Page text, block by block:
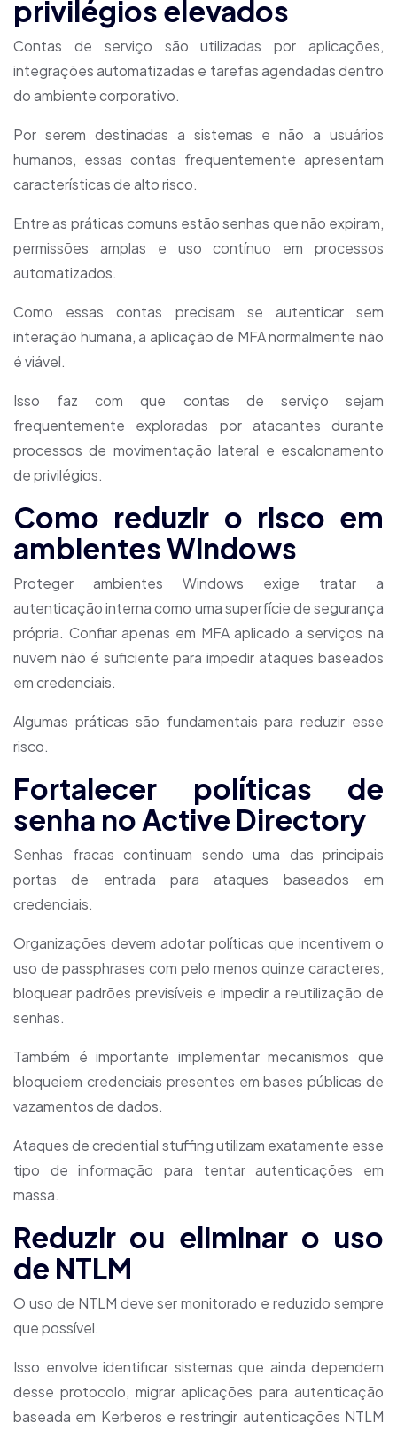
privilégios elevados
Contas de serviço são utilizadas por aplicações,
integrações automatizadas e tarefas agendadas dentro
do ambiente corporativo.
Por serem destinadas a sistemas e não a usuários
humanos, essas contas frequentemente apresentam
características de alto risco.
Entre as práticas comuns estão senhas que não expiram,
permissões amplas e uso contínuo em processos
automatizados.
Como essas contas precisam se autenticar sem
interação humana, a aplicação de MFA normalmente não
é viável.
Isso faz com que contas de serviço sejam
frequentemente exploradas por atacantes durante
processos de movimentação lateral e escalonamento
de privilégios.
Como reduzir o risco em
ambientes Windows
Proteger ambientes Windows exige tratar a
autenticação interna como uma superfície de segurança
própria. Confiar apenas em MFA aplicado a serviços na
nuvem não é suficiente para impedir ataques baseados
em credenciais.
Algumas práticas são fundamentais para reduzir esse
risco.
Fortalecer políticas de
senha no Active Directory
Senhas fracas continuam sendo uma das principais
portas de entrada para ataques baseados em
credenciais.
Organizações devem adotar políticas que incentivem o
uso de passphrases com pelo menos quinze caracteres,
bloquear padrões previsíveis e impedir a reutilização de
senhas.
Também é importante implementar mecanismos que
bloqueiem credenciais presentes em bases públicas de
vazamentos de dados.
Ataques de credential stuffing utilizam exatamente esse
tipo de informação para tentar autenticações em
massa.
Reduzir ou eliminar o uso
de NTLM
O uso de NTLM deve ser monitorado e reduzido sempre
que possível.
Isso envolve identificar sistemas que ainda dependem
desse protocolo, migrar aplicações para autenticação
baseada em Kerberos e restringir autenticações NTLM